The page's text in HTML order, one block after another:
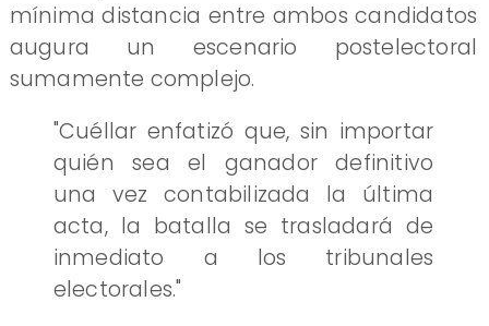
mínima distancia entre ambos candidatos
augura un escenario postelectoral
sumamente complejo.
"Cuéllar enfatizó que, sin importar
quién sea el ganador definitivo
una vez contabilizada la última
acta, la batalla se trasladará de
inmediato a los tribunales
electorales."